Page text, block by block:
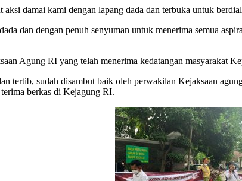
damai kami dengan lapang dada dan terbuka untuk
dan dengan penuh senyuman untuk menerima semua
Agung RI yang telah menerima kedatangan masyarakat
tertib, sudah disambut baik oleh perwakilan Kejaksaan
berkas di Kejagung RI.